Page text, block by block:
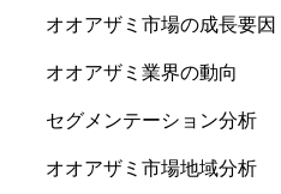
オオアザミ市場の成長要因
オオアザミ業界の動向
セグメンテーション分析
オオアザミ市場地域分析